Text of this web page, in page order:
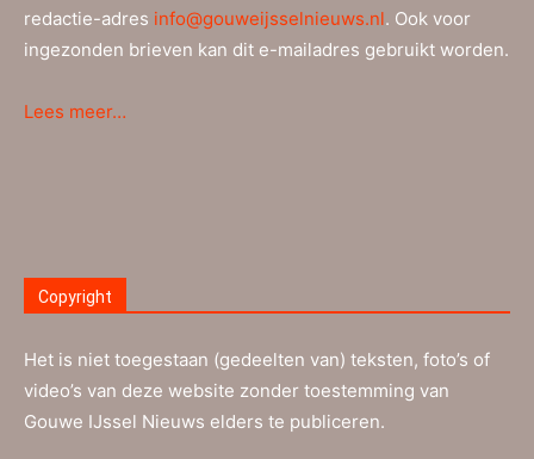
redactie-adres info@gouweijsselnieuws.nl. Ook voor
ingezonden brieven kan dit e-mailadres gebruikt worden.
Lees meer…
Copyright
Het is niet toegestaan (gedeelten van) teksten, foto’s of
video’s van deze website zonder toestemming van
Gouwe IJssel Nieuws elders te publiceren.